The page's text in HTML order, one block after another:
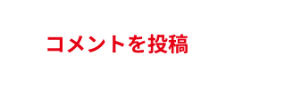
コメントを投稿